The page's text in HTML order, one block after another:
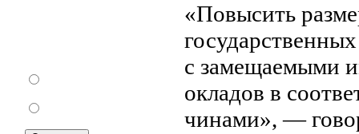
«Повысить
с замещаемыми
окладов в
чинами», —